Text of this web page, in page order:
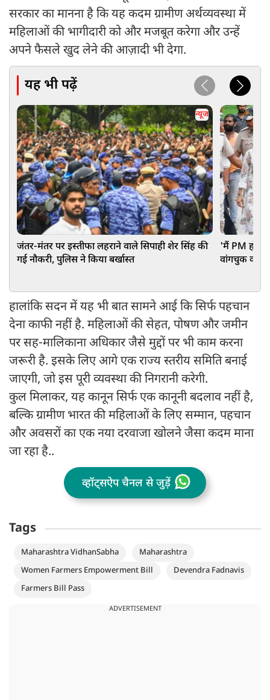
सरकार का मानना है कि यह कदम ग्रामीण अर्थव्यवस्था में
महिलाओं की भागीदारी को और मजबूत करेगा और उन्हें
अपने फैसले खुद लेने की आज़ादी भी देगा.
यह भी पढ़ें
न्यूज
जंतर-मंतर पर इस्तीफा लहराने वाले सिपाही शेर सिंह की
गई नौकरी, पुलिस ने किया बर्खास्त
'मैं PM होता
वांगचुक का
हालांकि सदन में यह भी बात सामने आई कि सिर्फ पहचान
देना काफी नहीं है. महिलाओं की सेहत, पोषण और जमीन
पर सह-मालिकाना अधिकार जैसे मुद्दों पर भी काम करना
जरूरी है. इसके लिए आगे एक राज्य स्तरीय समिति बनाई
जाएगी, जो इस पूरी व्यवस्था की निगरानी करेगी.
कुल मिलाकर, यह कानून सिर्फ एक कानूनी बदलाव नहीं है,
बल्कि ग्रामीण भारत की महिलाओं के लिए सम्मान, पहचान
और अवसरों का एक नया दरवाजा खोलने जैसा कदम माना
जा रहा है..
व्हॉट्सऐप चैनल से जुड़ें
Tags
Maharashtra VidhanSabha
Maharashtra
Women Farmers Empowerment Bill
Devendra Fadnavis
Farmers Bill Pass
ADVERTISEMENT